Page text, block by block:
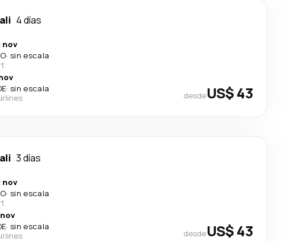
4 días
nov
· sin escala
· sin escala
desdeUS$ 43
3 días
nov
· sin escala
· sin escala
desdeUS$ 43